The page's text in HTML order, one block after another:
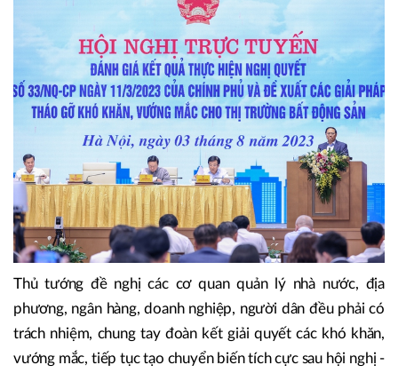
hướng dẫn thi hành Luật Đất đai và Nghị định số
35/2023/NĐ-CP ngày 20/6/2023 sửa đổi, bổ sung một
số điều của các nghị định thuộc lĩnh vực quản lý nhà nước
của Bộ Xây dựng.